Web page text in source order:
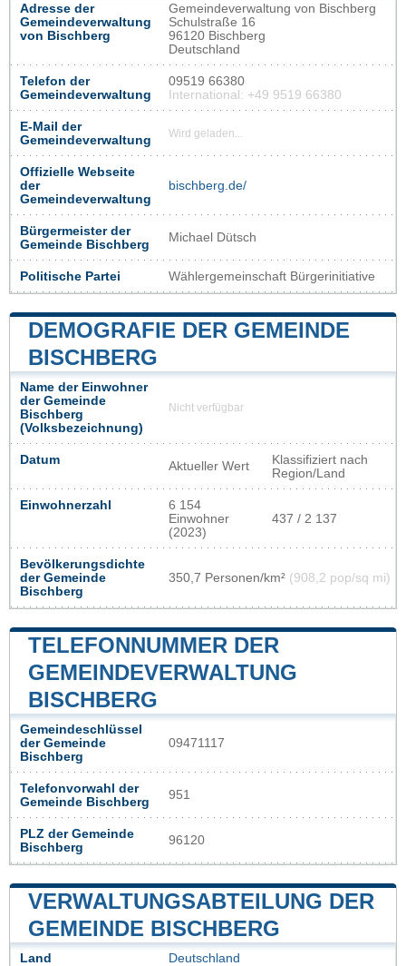
Adresse der
Gemeindeverwaltung
von Bischberg
Gemeindeverwaltung von Bischberg
Schulstraße 16
96120 Bischberg
Deutschland
Telefon der
Gemeindeverwaltung
09519 66380
International: +49 9519 66380
E-Mail der
Gemeindeverwaltung
Wird geladen...
Offizielle Webseite
der
Gemeindeverwaltung
bischberg.de/
Bürgermeister der
Gemeinde Bischberg
Michael Dütsch
Politische Partei Wählergemeinschaft Bürgerinitiative
DEMOGRAFIE DER GEMEINDE
BISCHBERG
Name der Einwohner
der Gemeinde
Bischberg
(Volksbezeichnung)
Nicht verfügbar
Datum Aktueller Wert
Klassifiziert nach
Region/Land
Einwohnerzahl
6 154
Einwohner
(2023)
437 / 2 137
Bevölkerungsdichte
der Gemeinde
Bischberg
350,7 Personen/km² (908,2 pop/sq mi)
TELEFONNUMMER DER
GEMEINDEVERWALTUNG
BISCHBERG
Gemeindeschlüssel
der Gemeinde
Bischberg
09471117
Telefonvorwahl der
Gemeinde Bischberg
951
PLZ der Gemeinde
Bischberg
96120
VERWALTUNGSABTEILUNG DER
GEMEINDE BISCHBERG
Land Deutschland